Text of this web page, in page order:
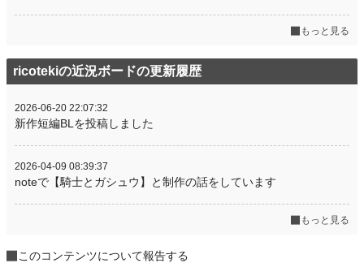
もっと見る
ricotekiの近況ボードの更新履歴
2026-06-20 22:07:32
新作短編BLを投稿しました
2026-04-09 08:39:37
noteで【騎士とガシュウ】と制作の話をしています
もっと見る
このコンテンツについて報告する